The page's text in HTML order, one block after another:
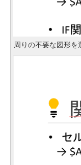
周りの不要な図形を